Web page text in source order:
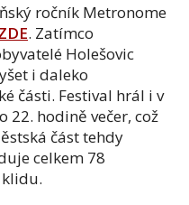
ročník Metronome
. Zatímco
Holešovic
i daleko
části. Festival hrál i v
hodině večer, což
část tehdy
celkem 78